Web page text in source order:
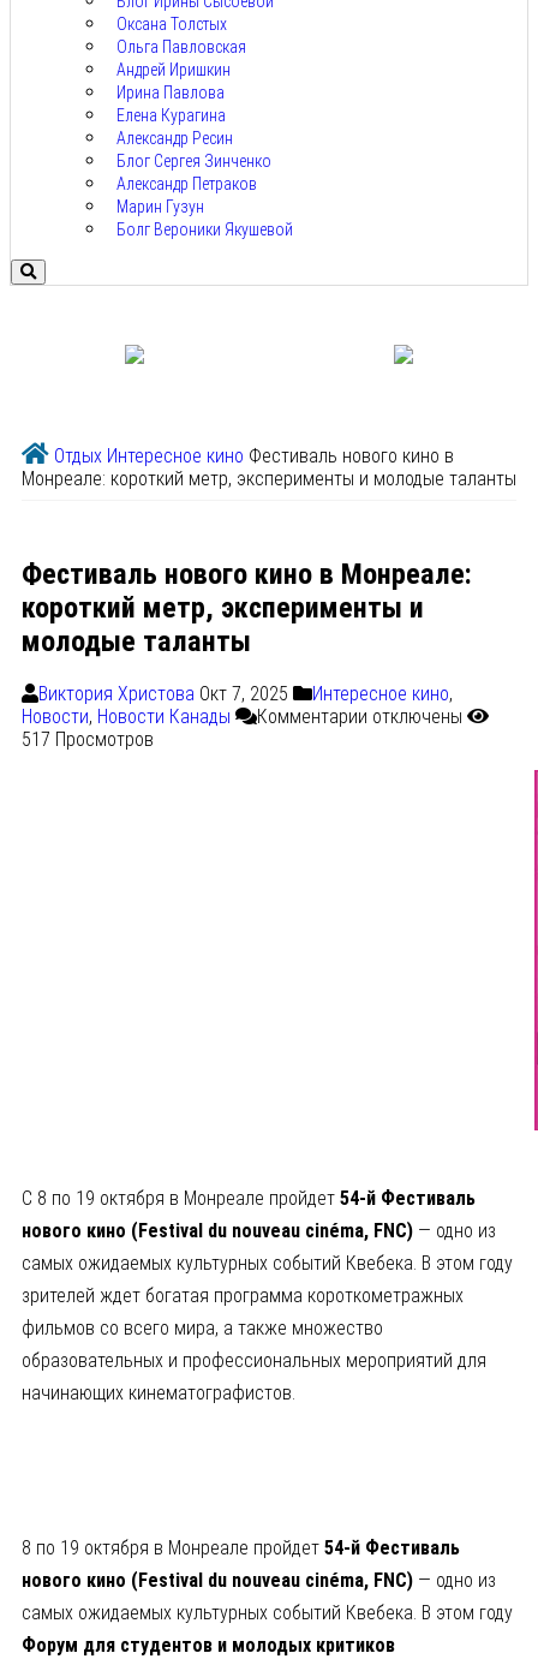
Оксана Толстых
Ольга Павловская
Андрей Иришкин
Ирина Павлова
Елена Курагина
Александр Ресин
Блог Сергея Зинченко
Александр Петраков
Марин Гузун
Болг Вероники Якушевой
Отдых Интересное кино Фестиваль нового кино в
Монреале: короткий метр, эксперименты и молодые таланты
Фестиваль нового кино в Монреале:
короткий метр, эксперименты и
молодые таланты
Виктория Христова Окт 7, 2025 Интересное кино,
Новости, Новости Канады Комментарии отключены
517 Просмотров
С 8 по 19 октября в Монреале пройдет 54-й Фестиваль
нового кино ( Festival du nouveau cinéma, FNC) — одно из
самых ожидаемых культурных событий Квебека. В этом году
зрителей ждет богатая программа короткометражных
фильмов со всего мира, а также множество
образовательных и профессиональных мероприятий для
начинающих кинематографистов.
8 по 19 октября в Монреале пройдет 54-й Фестиваль
нового кино ( Festival du nouveau cinéma, FNC) — одно из
самых ожидаемых культурных событий Квебека. В этом году
Форум для студентов и молодых критиков